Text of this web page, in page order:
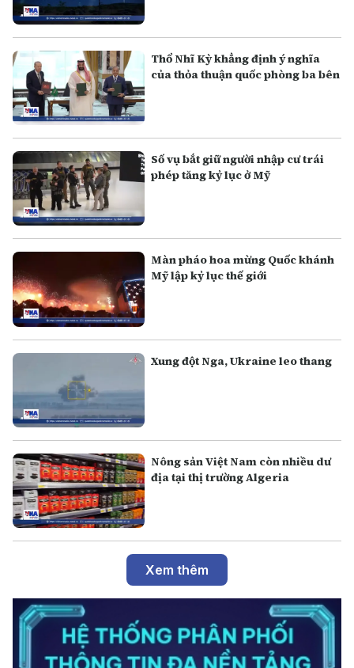
Thổ Nhĩ Kỳ khẳng định ý nghĩa
của thỏa thuận quốc phòng ba bên
Số vụ bắt giữ người nhập cư trái
phép tăng kỷ lục ở Mỹ
Màn pháo hoa mừng Quốc khánh
Mỹ lập kỷ lục thế giới
Xung đột Nga, Ukraine leo thang
Nông sản Việt Nam còn nhiều dư
địa tại thị trường Algeria
Xem thêm